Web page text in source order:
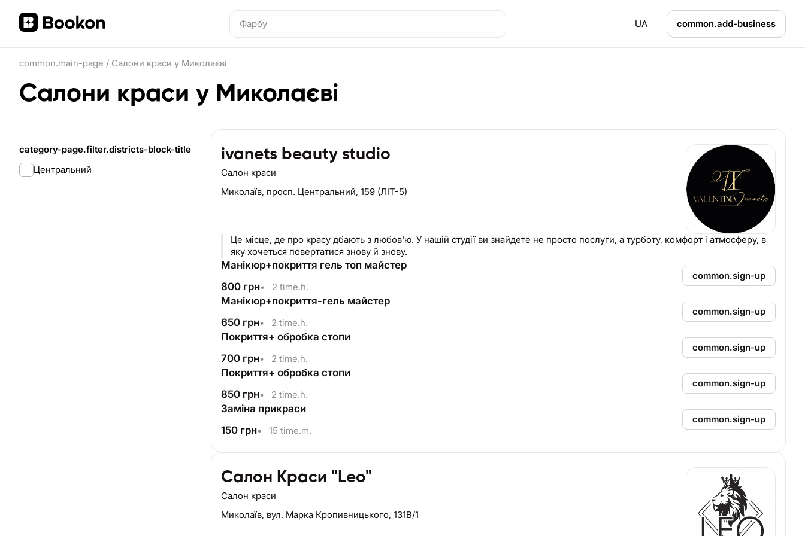
UA common.add-business
common.main-page / Салони краси у Миколаєві
Салони краси у Миколаєві
category-page.filter.districts-block-title
Центральний
ivanets beauty studio
Салон краси
Миколаїв, просп. Центральний, 159 (ЛІТ-5)
Це місце, де про красу дбають з любов'ю. У нашій студії ви знайдете не просто послуги, а турботу, комфорт і атмосферу, в
яку хочеться повертатися знову й знову.
Манікюр+покриття гель топ майстер
800 грн• 2 time.h.
common.sign-up
Манікюр+покриття-гель майстер
650 грн• 2 time.h.
common.sign-up
Покриття+ обробка стопи
700 грн• 2 time.h.
common.sign-up
Покриття+ обробка стопи
850 грн• 2 time.h.
common.sign-up
Заміна прикраси
150 грн• 15 time.m.
common.sign-up
Салон Краси "Leo"
Салон краси
Миколаїв, вул. Марка Кропивницького, 131В/1